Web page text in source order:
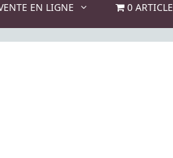
EN LIGNE 0 ARTICLE